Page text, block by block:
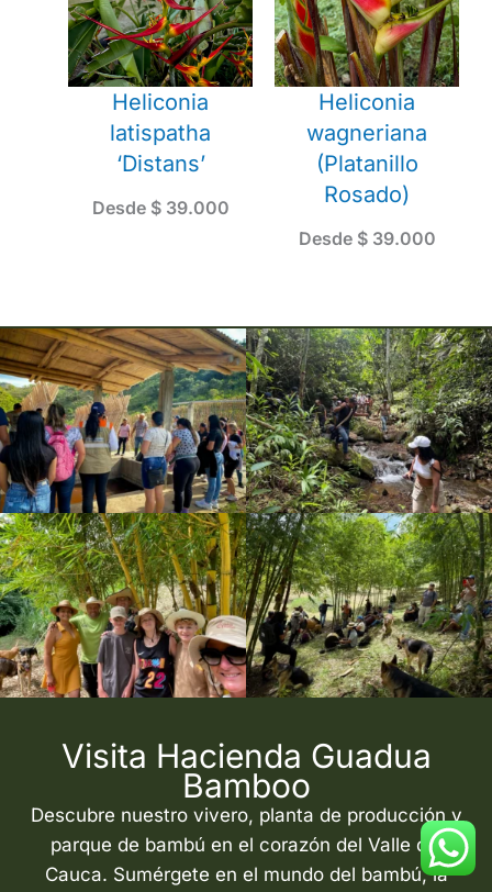
Heliconia
latispatha
‘Distans’
Desde $39.000
Heliconia
wagneriana
(Platanillo
Rosado)
Desde $39.000
Visita Hacienda Guadua
Bamboo
Descubre nuestro vivero, planta de producción y
parque de bambú en el corazón del Valle del
Cauca. Sumérgete en el mundo del bambú, la